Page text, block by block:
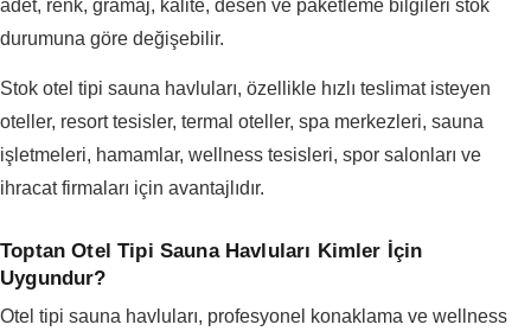
adet, renk, gramaj, kalite, desen ve paketleme bilgileri stok
durumuna göre değişebilir.
Stok otel tipi sauna havluları, özellikle hızlı teslimat isteyen
oteller, resort tesisler, termal oteller, spa merkezleri, sauna
işletmeleri, hamamlar, wellness tesisleri, spor salonları ve
ihracat firmaları için avantajlıdır.
Toptan Otel Tipi Sauna Havluları Kimler İçin
Uygundur?
Otel tipi sauna havluları, profesyonel konaklama ve wellness